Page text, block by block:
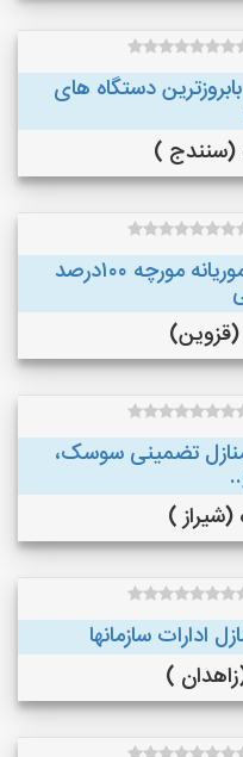
دستگاه های
سمپاشی ساس کنه سوسک موریانه مورچه ۱۰۰درصد
تضمینی سوسک،
ادارات سازمانها